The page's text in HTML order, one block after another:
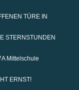
TÜRE IN
STERNSTUNDEN
Mittelschule
ERNST!